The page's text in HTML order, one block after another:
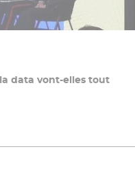
data vont-elles tout